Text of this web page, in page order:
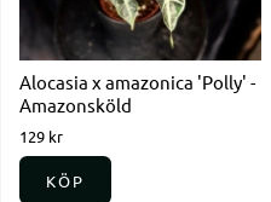
Alocasia x amazonica 'Polly' -
Amazonsköld
129 kr
KÖP